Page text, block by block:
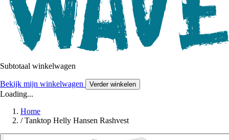
Subtotaal winkelwagen
Bekijk mijn winkelwagen Verder winkelen
Loading...
Home
/ Tanktop Helly Hansen Rashvest